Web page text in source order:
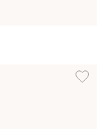
Lägg